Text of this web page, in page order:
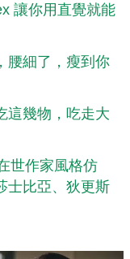
讓你用直覺就能
腰細了，瘦到你
這幾物，吃走大
世作家風格仿
士比亞、狄更斯